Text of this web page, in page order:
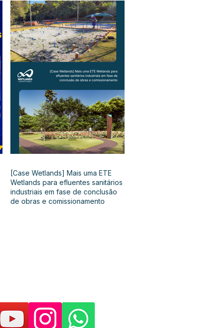
[Case Wetlands] Mais uma ETE
Wetlands para efluentes sanitários
industriais em fase de conclusão
de obras e comissionamento